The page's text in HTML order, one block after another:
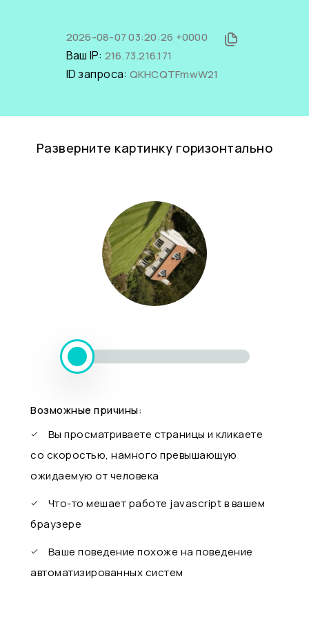
2026-08-07 03:20:26 +0000
Ваш IP: 216.73.216.171
ID запроса: QKHCQTFmwW21
Разверните картинку горизонтально
Возможные причины:
Вы просматриваете страницы и кликаете
со скоростью, намного превышающую
ожидаемую от человека
Что-то мешает работе javascript в вашем
браузере
Ваше поведение похоже на поведение
автоматизированных систем